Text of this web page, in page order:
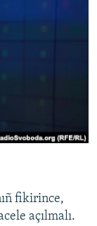
fikirince,
açılmalı.